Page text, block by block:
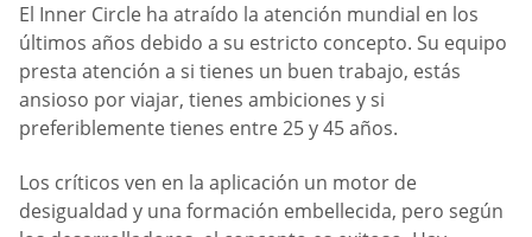
El Inner Circle ha atraído la atención mundial en los
últimos años debido a su estricto concepto. Su equipo
presta atención a si tienes un buen trabajo, estás
ansioso por viajar, tienes ambiciones y si
preferiblemente tienes entre 25 y 45 años.
Los críticos ven en la aplicación un motor de
desigualdad y una formación embellecida, pero según